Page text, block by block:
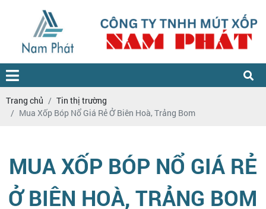
Trang chủ
Tin thị trường
Mua Xốp Bóp Nổ Giá Rẻ Ở Biên Hoà, Trảng Bom
MUA XỐP BÓP NỔ GIÁ RẺ
Ở BIÊN HOÀ, TRẢNG BOM